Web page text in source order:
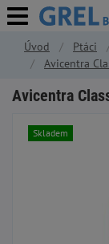
Úvod Ptáci
Avicentra
Avicentra
Skladem